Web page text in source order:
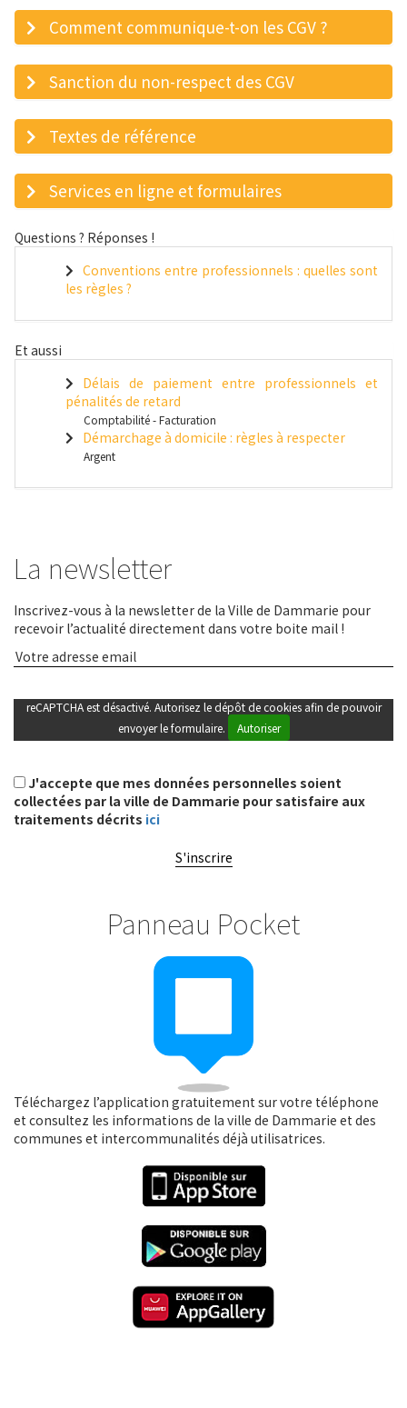
Comment communique-t-on les CGV ?
Sanction du non-respect des CGV
Textes de référence
Services en ligne et formulaires
Questions ? Réponses !
Conventions entre professionnels : quelles sont
les règles ?
Et aussi
Délais de paiement entre professionnels et
pénalités de retard
Comptabilité - Facturation
Démarchage à domicile : règles à respecter
Argent
La newsletter
Inscrivez-vous à la newsletter de la Ville de Dammarie pour
recevoir l’actualité directement dans votre boite mail !
reCAPTCHA est désactivé. Autorisez le dépôt de cookies afin de pouvoir
envoyer le formulaire.
Autoriser
J'accepte que mes données personnelles soient
collectées par la ville de Dammarie pour satisfaire aux
traitements décrits ici
S'inscrire
Panneau Pocket
Téléchargez l’application gratuitement sur votre téléphone
et consultez les informations de la ville de Dammarie et des
communes et intercommunalités déjà utilisatrices.